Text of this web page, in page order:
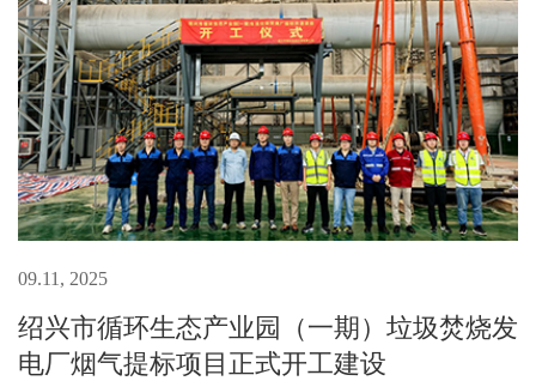
09.11, 2025
绍兴市循环生态产业园（一期）垃圾焚烧发
电厂烟气提标项目正式开工建设